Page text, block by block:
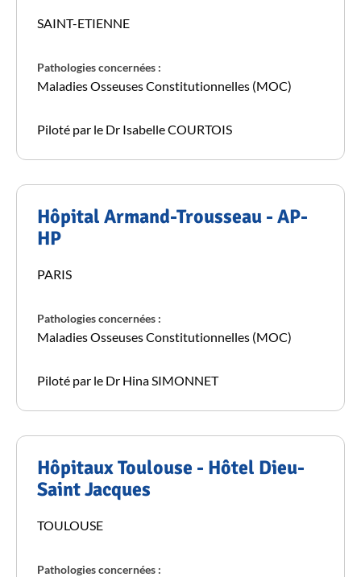
SAINT-ETIENNE
Pathologies concernées :
Maladies Osseuses Constitutionnelles (MOC)
Piloté par le Dr Isabelle COURTOIS
Hôpital Armand-Trousseau - AP-
HP
PARIS
Pathologies concernées :
Maladies Osseuses Constitutionnelles (MOC)
Piloté par le Dr Hina SIMONNET
Hôpitaux Toulouse - Hôtel Dieu-
Saint Jacques
TOULOUSE
Pathologies concernées :